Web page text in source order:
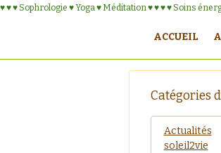
♥ ♥ ♥ Sophrologie ♥ Yoga ♥ Méditation ♥ ♥ ♥ ♥ Soins
ACCUEIL
Catégories
Actualités
soleil2vie